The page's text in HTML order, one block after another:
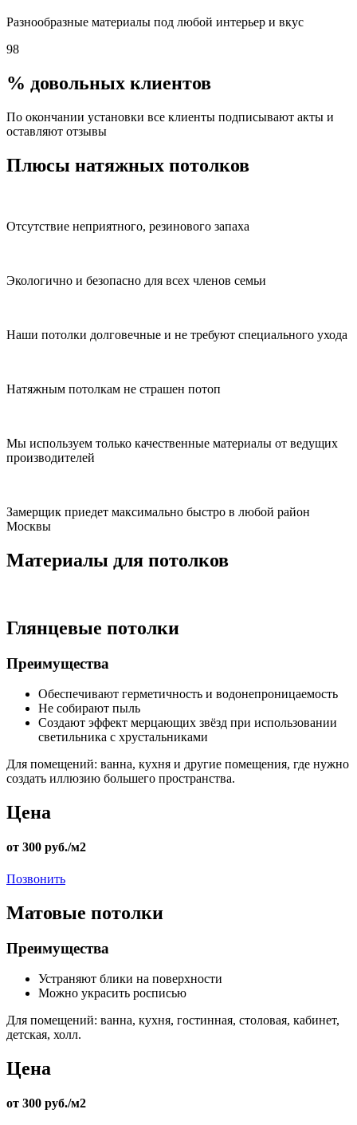
Разнообразные материалы под любой интерьер и вкус
98
% довольных клиентов
По окончании установки все клиенты подписывают акты и
оставляют отзывы
Плюсы натяжных потолков
Отсутствие неприятного, резинового запаха
Экологично и безопасно для всех членов семьи
Наши потолки долговечные и не требуют специального ухода
Натяжным потолкам не страшен потоп
Мы используем только качественные материалы от ведущих
производителей
Замерщик приедет максимально быстро в любой район
Москвы
Материалы для потолков
Глянцевые потолки
Преимущества
Обеспечивают герметичность и водонепроницаемость
Не собирают пыль
Создают эффект мерцающих звёзд при использовании
светильника с хрустальниками
Для помещений: ванна, кухня и другие помещения, где нужно
создать иллюзию большего пространства.
Цена
от 300 руб./м2
Позвонить
Матовые потолки
Преимущества
Устраняют блики на поверхности
Можно украсить росписью
Для помещений: ванна, кухня, гостинная, столовая, кабинет,
детская, холл.
Цена
от 300 руб./м2